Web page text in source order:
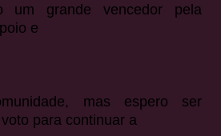
um grande vencedor pela
e
mas espero ser
para continuar a